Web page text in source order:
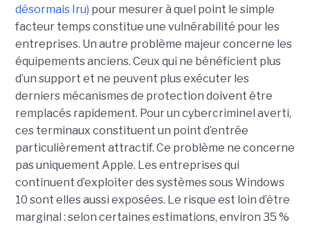
désormais Iru) pour mesurer à quel point le simple
facteur temps constitue une vulnérabilité pour les
entreprises. Un autre problème majeur concerne les
équipements anciens. Ceux qui ne bénéficient plus
d’un support et ne peuvent plus exécuter les
derniers mécanismes de protection doivent être
remplacés rapidement. Pour un cybercriminel averti,
ces terminaux constituent un point d’entrée
particulièrement attractif. Ce problème ne concerne
pas uniquement Apple. Les entreprises qui
continuent d’exploiter des systèmes sous Windows
10 sont elles aussi exposées. Le risque est loin d’être
marginal : selon certaines estimations, environ 35 %